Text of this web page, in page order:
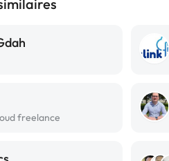
freelance